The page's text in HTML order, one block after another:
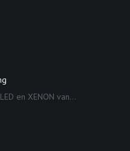
en XENON van...